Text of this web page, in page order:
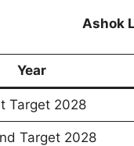
Ashok
Year
Target 2028
Target 2028